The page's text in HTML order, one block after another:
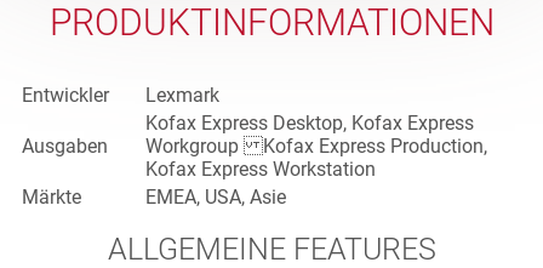
PRODUKTINFORMATIONEN
Entwickler Lexmark
Ausgaben
Kofax Express Desktop, Kofax Express
Workgroup Kofax Express Production,
Kofax Express Workstation
Märkte
EMEA, USA, Asie
ALLGEMEINE FEATURES